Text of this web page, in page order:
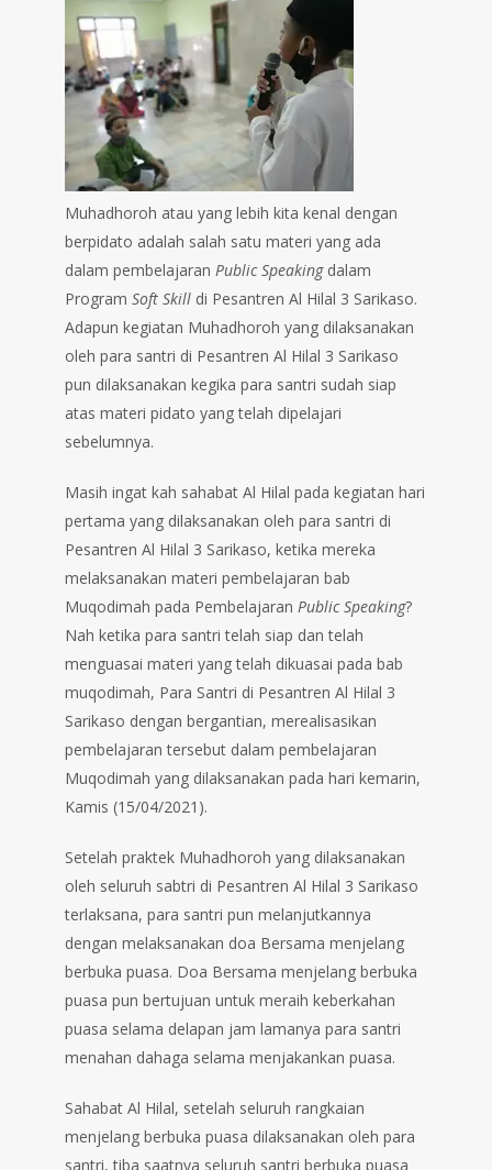
Muhadhoroh atau yang lebih kita kenal dengan
berpidato adalah salah satu materi yang ada
dalam pembelajaran Public Speaking dalam
Program Soft Skill di Pesantren Al Hilal 3 Sarikaso.
Adapun kegiatan Muhadhoroh yang dilaksanakan
oleh para santri di Pesantren Al Hilal 3 Sarikaso
pun dilaksanakan kegika para santri sudah siap
atas materi pidato yang telah dipelajari
sebelumnya.
Masih ingat kah sahabat Al Hilal pada kegiatan hari
pertama yang dilaksanakan oleh para santri di
Pesantren Al Hilal 3 Sarikaso, ketika mereka
melaksanakan materi pembelajaran bab
Muqodimah pada Pembelajaran Public Speaking?
Nah ketika para santri telah siap dan telah
menguasai materi yang telah dikuasai pada bab
muqodimah, Para Santri di Pesantren Al Hilal 3
Sarikaso dengan bergantian, merealisasikan
pembelajaran tersebut dalam pembelajaran
Muqodimah yang dilaksanakan pada hari kemarin,
Kamis (15/04/2021).
Setelah praktek Muhadhoroh yang dilaksanakan
oleh seluruh sabtri di Pesantren Al Hilal 3 Sarikaso
terlaksana, para santri pun melanjutkannya
dengan melaksanakan doa Bersama menjelang
berbuka puasa. Doa Bersama menjelang berbuka
puasa pun bertujuan untuk meraih keberkahan
puasa selama delapan jam lamanya para santri
menahan dahaga selama menjakankan puasa.
Sahabat Al Hilal, setelah seluruh rangkaian
menjelang berbuka puasa dilaksanakan oleh para
santri, tiba saatnya seluruh santri berbuka puasa